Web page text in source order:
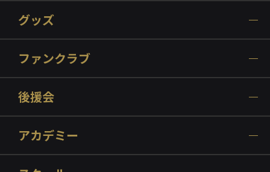
グッズ
ファンクラブ
後援会
アカデミー